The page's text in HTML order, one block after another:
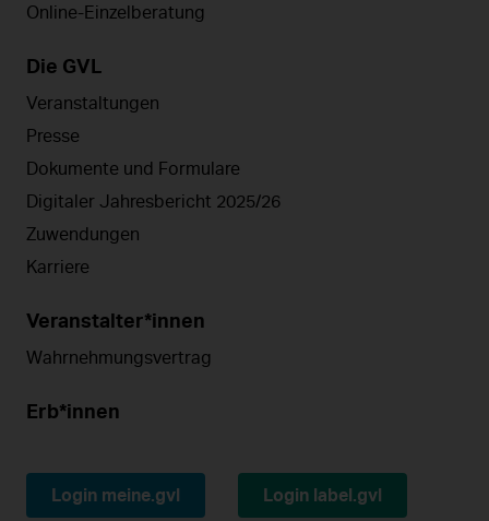
Online-Einzelberatung
Die GVL
Veranstaltungen
Presse
Dokumente und Formulare
Digitaler Jahresbericht 2025/26
Zuwendungen
Karriere
Veranstalter*innen
Wahrnehmungsvertrag
Erb*innen
Login meine.gvl Login label.gvl